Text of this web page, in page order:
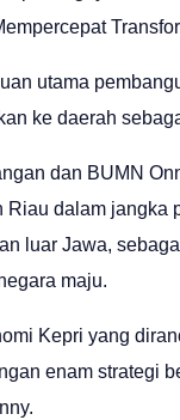
utama
ke daerah
dan BUMN
Riau dalam jangka
luar Jawa,
maju.
Kepri yang
enam strategi